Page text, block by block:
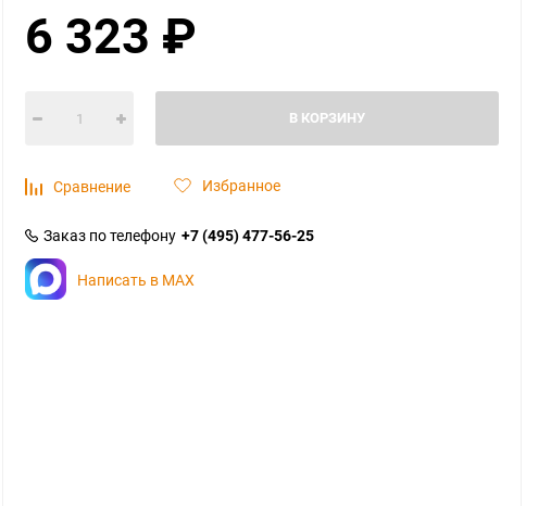
6 323 ₽
В КОРЗИНУ
Сравнение Избранное
Заказ по телефону +7 (495) 477-56-25
Написать в MAX